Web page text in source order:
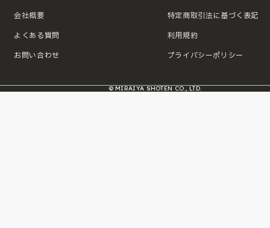
会社概要
よくある質問
お問い合わせ
特定商取引法に基づく表記
利用規約
プライバシーポリシー
© MIRAIYA SHOTEN CO., LTD.